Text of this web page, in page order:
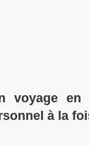
voyage
à la